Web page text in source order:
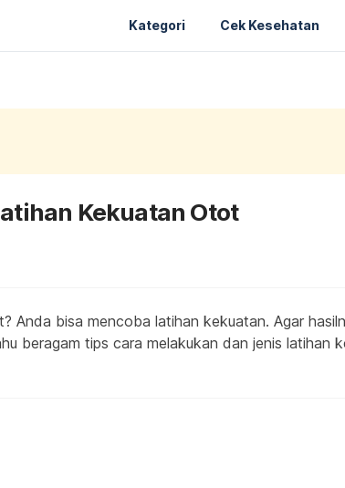
Kategori Cek Kesehatan
Kekuatan Otot
Anda bisa mencoba latihan kekuatan. Agar
beragam tips cara melakukan dan jenis latihan